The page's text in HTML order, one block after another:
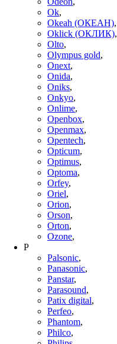
Ok,
Okeah (ОКЕАН),
Oklick (ОКЛИК),
Olto,
Olympus gold,
Onext,
Onida,
Oniks,
Onkyo,
Onlime,
Openbox,
Openmax,
Opentech,
Opticum,
Optimus,
Optoma,
Orfey,
Oriel,
Orion,
Orson,
Orton,
Ozone,
P
Palsonic,
Panasonic,
Panstar,
Parasound,
Patix digital,
Perfeo,
Phantom,
Philco,